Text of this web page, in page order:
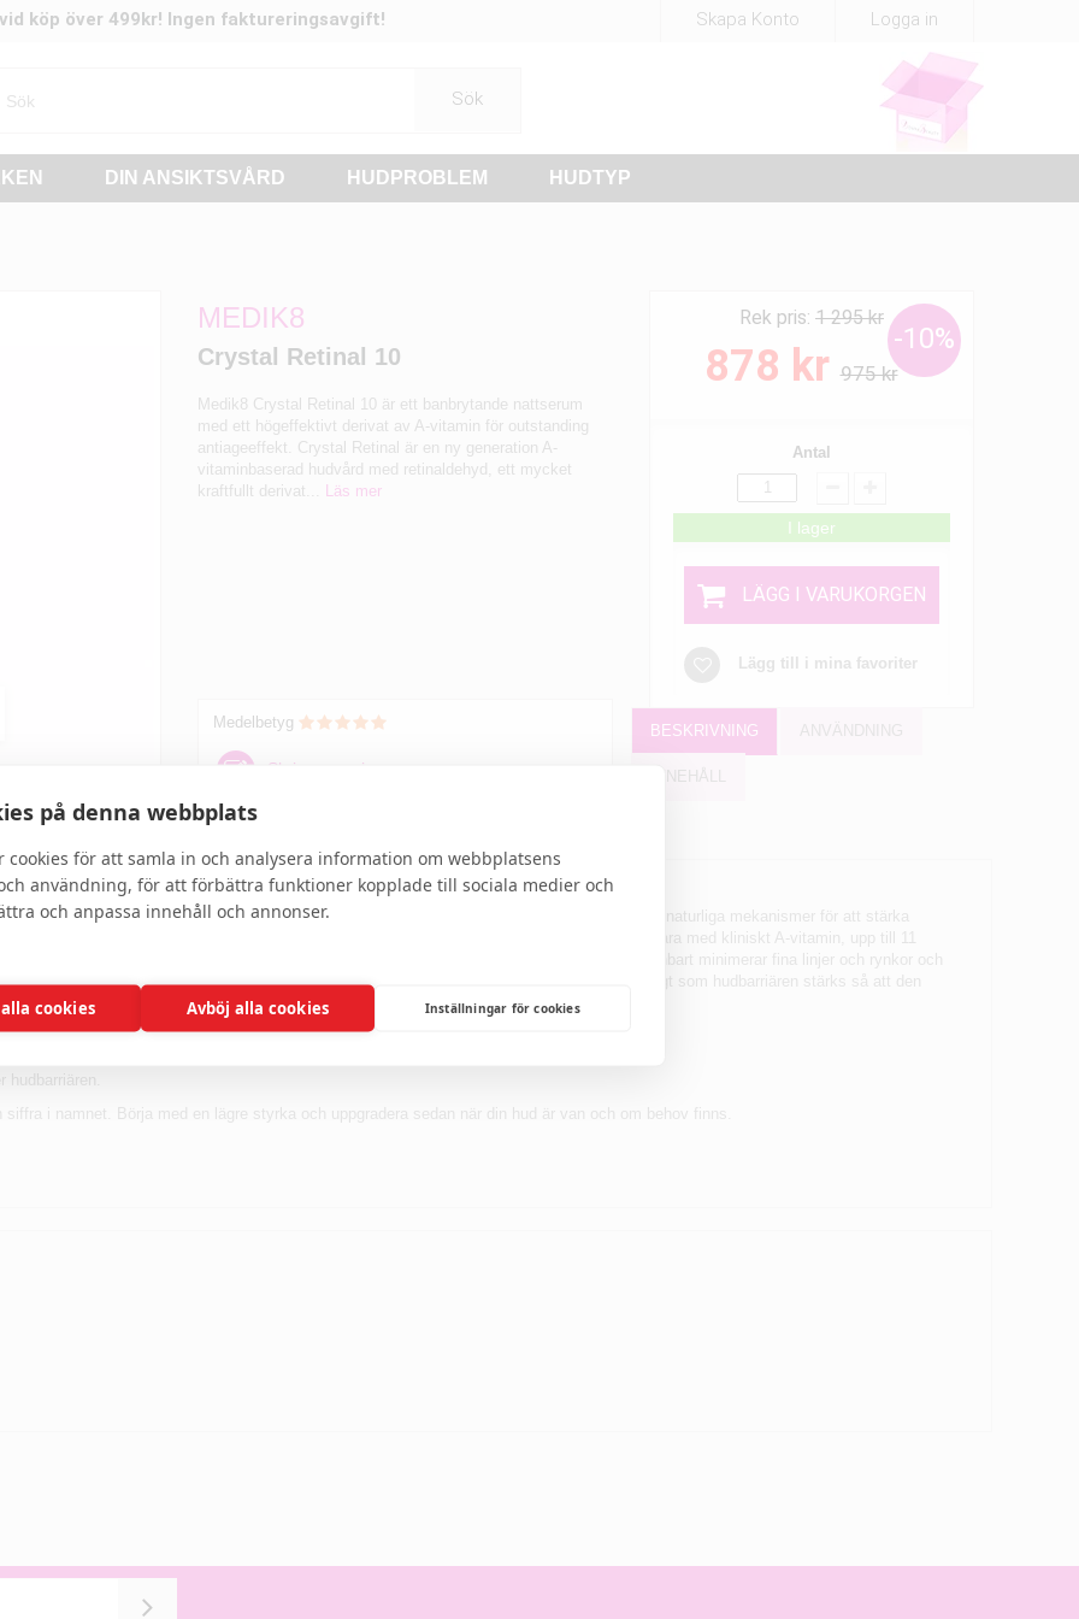
Logga in
Skapa Konto
köp över 499kr! Ingen faktureringsavgift!
Sök
DIN ANSIKTSVÅRD HUDPROBLEM HUDTYP
MEDIK8
Crystal Retinal 10
Medik8 Crystal Retinal 10 är ett banbrytande nattserum
med ett högeffektivt derivat av A-vitamin för outstanding
antiageeffekt. Crystal Retinal är en ny generation A-
vitaminbaserad hudvård med retinaldehyd, ett mycket
kraftfullt derivat...
Läs mer
Medelbetyg
Skriv recension
Rek pris: 1 295 kr
878 kr 975 kr
-10%
Antal
I lager
LÄGG I VARUKORGEN
Lägg till i mina favoriter
BESKRIVNING
INNEHÅLL
ett högeffektivt derivat av A-vitamin för outstanding antiageeffekt.
med retinaldehyd, ett mycket kraftfullt derivat av A-vitamin som verkar i synergi med hudens naturliga mekanismer för att stärka
Retinal omvandlas i huden till retinsyra, vilket innebär att det kan ge resultat som är jämförbara med kliniskt A-vitamin, upp till 11
för natten gör huden fastare, fylligare och förnyar hudens yttersta lager, vilket synbart minimerar fina linjer och rynkor och
med olika molekylvikter och E-vitamin som återfuktar huden på alla nivåer samtidigt som hudbarriären stärks så att den
vitamin.
i namnet. Börja med en lägre styrka och uppgradera sedan när din hud är van och om behov finns.
på denna webbplats
cookies för att samla in och analysera information om webbplatsens
användning, för att förbättra funktioner kopplade till sociala medier och
och anpassa innehåll och annonser.
cookies Avböj alla cookies Inställningar för cookies